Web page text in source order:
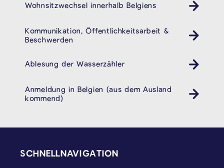
Wohnsitzwechsel innerhalb Belgiens
Kommunikation, Öffentlichkeitsarbeit &
Beschwerden
Ablesung der Wasserzähler
Anmeldung in Belgien (aus dem Ausland
kommend)
SCHNELLNAVIGATION